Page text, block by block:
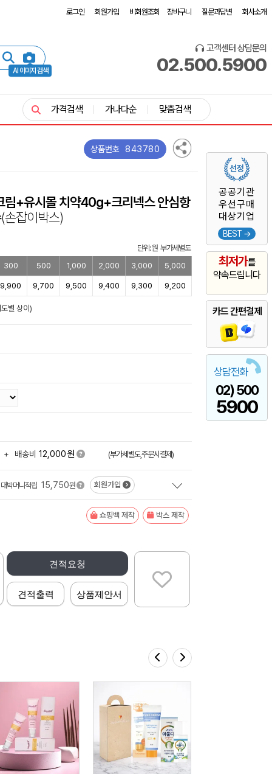
로그인 회원가입 비회원조회 장바구니 질문과답변 회사소개
AI 이미지 검색
고객센터 상담문의
02.500.5900
공공기관
우선구매
대상기업
BEST →
최저가를
약속드립니다
카드 간편결제
상담전화
02) 500
5900
가격검색 가나다순 맞춤검색
상품번호 843780
림+유시몰 치약40g+크리넥스 안심항
(손잡이박스)
단위: 원 부가세별도
300
500 1,000 2,000 3,000 5,000
9,900 9,700 9,500 9,400 9,300 9,200
별 상이)
+ 배송비 12,000원 (부가세별도,주문시결제)
대박머니적립 15,750원 회원가입
쇼핑백 제작 박스 제작
견적요청
견적출력 상품제안서